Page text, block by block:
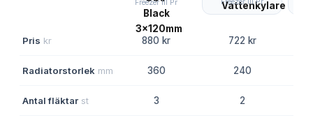
Freezer III Pr
Freezer III Pr
Pris kr 880 kr 722 kr
Radiatorstorlek mm 360 240
Antal fläktar st 3 2